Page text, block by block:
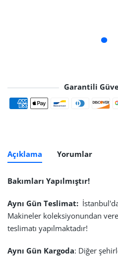
Garantili
Açıklama Yorumlar
Bakımları Yapılmıştır!
Aynı Gün Teslimat:
Makineler koleksiyonundan
teslimatı yapılmaktadır!
Aynı Gün Kargoda: Diğer